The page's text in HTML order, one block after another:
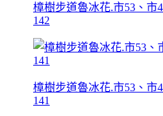
樟樹步道魯冰花.市53、市
142
樟樹步道魯冰花.市53、市
141